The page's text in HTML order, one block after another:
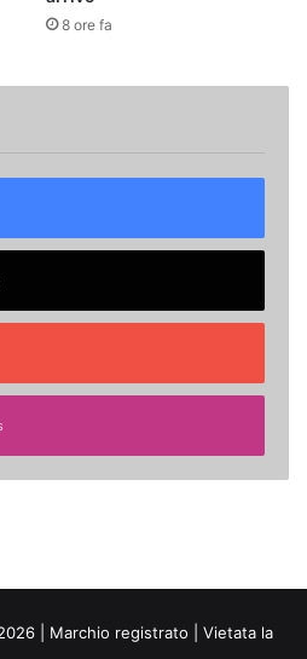
8 ore fa
| Marchio registrato | Vietata la